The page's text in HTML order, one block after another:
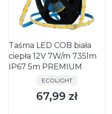
Taśma LED COB biała
ciepła 12V 7W/m 735lm
IP67 5m PREMIUM
PRODUCENT
ECOLIGHT
Cena
67,99 zł